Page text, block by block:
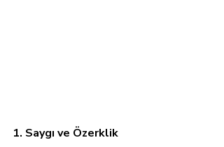
1. Saygı ve Özerklik